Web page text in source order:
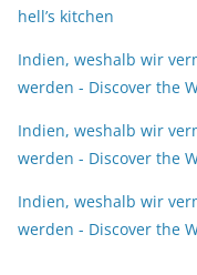
hell’s kitchen
Indien, weshalb wir
werden - Discover the
Indien, weshalb wir
werden - Discover the
Indien, weshalb wir
werden - Discover the